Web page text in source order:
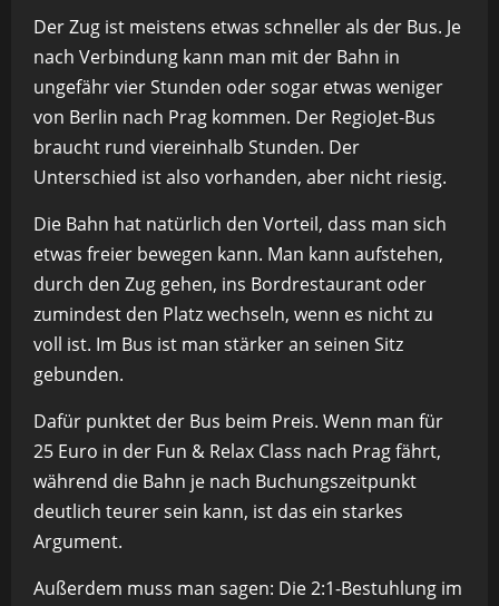
Der Zug ist meistens etwas schneller als der Bus. Je
nach Verbindung kann man mit der Bahn in
ungefähr vier Stunden oder sogar etwas weniger
von Berlin nach Prag kommen. Der RegioJet-Bus
braucht rund viereinhalb Stunden. Der
Unterschied ist also vorhanden, aber nicht riesig.
Die Bahn hat natürlich den Vorteil, dass man sich
etwas freier bewegen kann. Man kann aufstehen,
durch den Zug gehen, ins Bordrestaurant oder
zumindest den Platz wechseln, wenn es nicht zu
voll ist. Im Bus ist man stärker an seinen Sitz
gebunden.
Dafür punktet der Bus beim Preis. Wenn man für
25 Euro in der Fun & Relax Class nach Prag fährt,
während die Bahn je nach Buchungszeitpunkt
deutlich teurer sein kann, ist das ein starkes
Argument.
Außerdem muss man sagen: Die 2:1-Bestuhlung im